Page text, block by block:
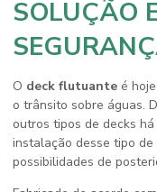
SOLUÇÃO
O deck flutuante é
o trânsito sobre águas.
outros tipos de decks
instalação desse tipo de
possibilidades de